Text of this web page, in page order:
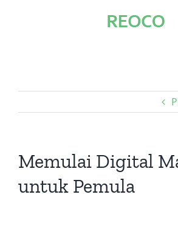
Memulai Digital
untuk Pemula